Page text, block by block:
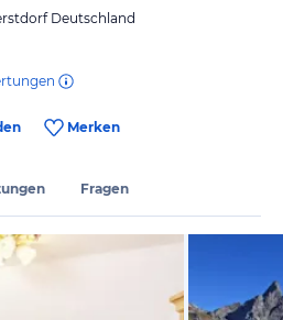
Deutschland
Merken
Fragen